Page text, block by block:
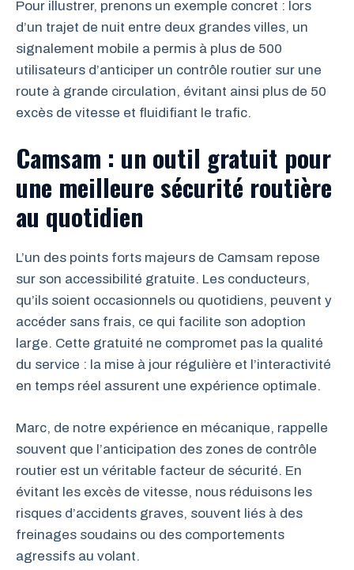
Pour illustrer, prenons un exemple concret : lors
d’un trajet de nuit entre deux grandes villes, un
signalement mobile a permis à plus de 500
utilisateurs d’anticiper un contrôle routier sur une
route à grande circulation, évitant ainsi plus de 50
excès de vitesse et fluidifiant le trafic.
Camsam : un outil gratuit pour
une meilleure sécurité routière
au quotidien
L’un des points forts majeurs de Camsam repose
sur son accessibilité gratuite. Les conducteurs,
qu’ils soient occasionnels ou quotidiens, peuvent y
accéder sans frais, ce qui facilite son adoption
large. Cette gratuité ne compromet pas la qualité
du service : la mise à jour régulière et l’interactivité
en temps réel assurent une expérience optimale.
Marc, de notre expérience en mécanique, rappelle
souvent que l’anticipation des zones de contrôle
routier est un véritable facteur de sécurité. En
évitant les excès de vitesse, nous réduisons les
risques d’accidents graves, souvent liés à des
freinages soudains ou des comportements
agressifs au volant.